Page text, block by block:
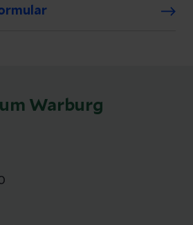
Warburg